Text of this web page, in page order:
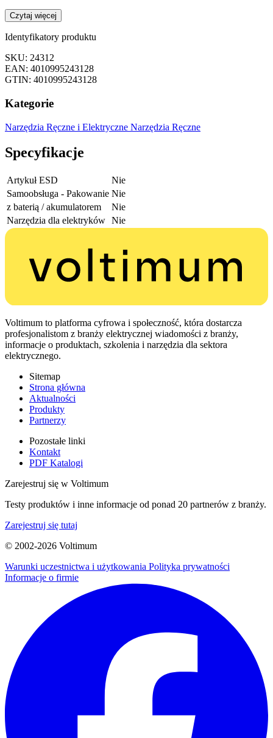
Czytaj więcej
Identyfikatory produktu
SKU: 24312
EAN: 4010995243128
GTIN: 4010995243128
Kategorie
Narzędzia Ręczne i Elektryczne Narzędzia Ręczne
Specyfikacje
Artykuł ESD
Nie
Samoobsługa - Pakowanie Nie
z baterią / akumulatorem
Nie
Narzędzia dla elektryków Nie
Voltimum to platforma cyfrowa i społeczność, która dostarcza
profesjonalistom z branży elektrycznej wiadomości z branży,
informacje o produktach, szkolenia i narzędzia dla sektora
elektrycznego.
Sitemap
Strona główna
Aktualności
Produkty
Partnerzy
Pozostałe linki
Kontakt
PDF Katalogi
Zarejestruj się w Voltimum
Testy produktów i inne informacje od ponad 20 partnerów z branży.
Zarejestruj się tutaj
© 2002-2026 Voltimum
Warunki uczestnictwa i użytkowania Polityka prywatności
Informacje o firmie